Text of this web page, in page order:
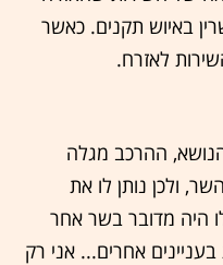
באיוש תקנים. כאשר
לאזרח.
ההרכב מגלה
ולכן נותן לו את
היה מדובר בשר אחר
אחרים... אני רק